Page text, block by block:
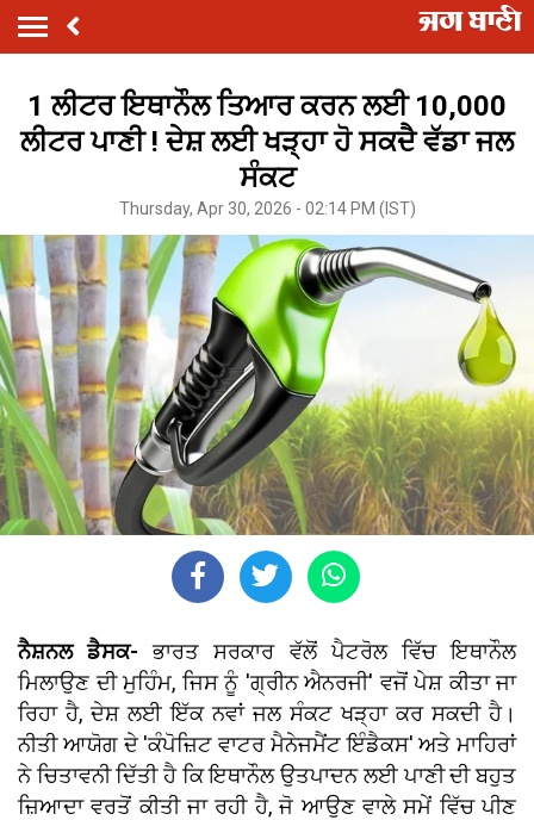
1 ਲੀਟਰ ਇਥਾਨੌਲ ਤਿਆਰ ਕਰਨ ਲਈ 10,000
ਲੀਟਰ ਪਾਣੀ ! ਦੇਸ਼ ਲਈ ਖੜ੍ਹਾ ਹੋ ਸਕਦੈ ਵੱਡਾ ਜਲ
ਸੰਕਟ
Thursday, Apr 30, 2026 - 02:14 PM (IST)
ਨੈਸ਼ਨਲ ਡੈਸਕ- ਭਾਰਤ ਸਰਕਾਰ ਵੱਲੋਂ ਪੈਟਰੋਲ ਵਿੱਚ ਇਥਾਨੌਲ
ਮਿਲਾਉਣ ਦੀ ਮੁਹਿੰਮ, ਜਿਸ ਨੂੰ 'ਗ੍ਰੀਨ ਐਨਰਜੀ' ਵਜੋਂ ਪੇਸ਼ ਕੀਤਾ ਜਾ
ਰਿਹਾ ਹੈ, ਦੇਸ਼ ਲਈ ਇੱਕ ਨਵਾਂ ਜਲ ਸੰਕਟ ਖੜ੍ਹਾ ਕਰ ਸਕਦੀ ਹੈ।
ਨੀਤੀ ਆਯੋਗ ਦੇ 'ਕੰਪੋਜ਼ਿਟ ਵਾਟਰ ਮੈਨੇਜਮੈਂਟ ਇੰਡੈਕਸ' ਅਤੇ ਮਾਹਿਰਾਂ
ਨੇ ਚਿਤਾਵਨੀ ਦਿੱਤੀ ਹੈ ਕਿ ਇਥਾਨੌਲ ਉਤਪਾਦਨ ਲਈ ਪਾਣੀ ਦੀ ਬਹੁਤ
ਜ਼ਿਆਦਾ ਵਰਤੋਂ ਕੀਤੀ ਜਾ ਰਹੀ ਹੈ, ਜੋ ਆਉਣ ਵਾਲੇ ਸਮੇਂ ਵਿੱਚ ਪੀਣ